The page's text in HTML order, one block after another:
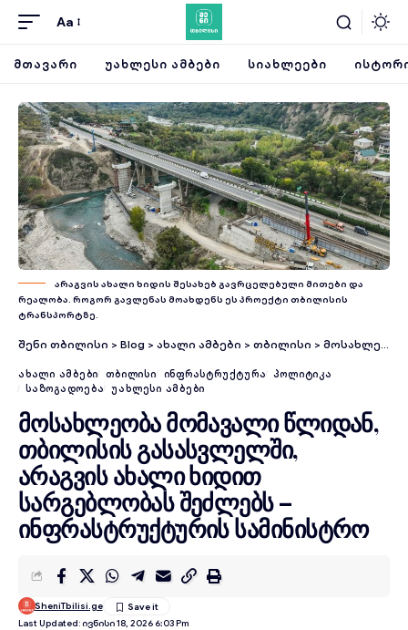
Aa
ᲛᲗᲐᲕᲐᲠᲘ ᲣᲐᲮᲚᲔᲡᲘ ᲐᲛᲑᲔᲑᲘ ᲡᲘᲐᲮᲚᲔᲔᲑᲘ
არაგვის ახალი ხიდის შესახებ გავრცელებული მითები და
რეალობა. როგორ გავლენას მოახდენს ეს პროექტი თბილისის
ტრანსპორტზე.
შენი თბილისი > Blog > ახალი ამბები > თბილისი > მოსახლეობა მომავალი წლიდან, თბილისის გასასვლელში, არაგვის ახალი ხიდით სარგებლობას შეძლებს – ინფრასტრუქტურის სამინისტრო
ᲐᲮᲐᲚᲘ ᲐᲛᲑᲔᲑᲘ ᲗᲑᲘᲚᲘᲡᲘ ᲘᲜᲤᲠᲐᲡᲢᲠᲣᲥᲢᲣᲠᲐ
ᲞᲝᲚᲘᲢᲘᲙᲐ
ᲡᲐᲖᲝᲒᲐᲓᲝᲔᲑᲐ
ᲣᲐᲮᲚᲔᲡᲘ ᲐᲛᲑᲔᲑᲘ
მოსახლეობა მომავალი წლიდან,
თბილისის გასასვლელში,
არაგვის ახალი ხიდით
სარგებლობას შეძლებს –
ინფრასტრუქტურის სამინისტრო
Last Updated: Ივნისი 18, 2026 6:03 Pm
SheniTbilisi.ge